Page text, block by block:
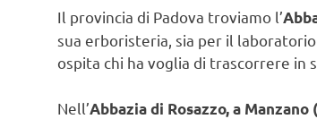
Il provincia di Padova troviamo l’
sua erboristeria, sia per il
ospita chi ha voglia di trascorrere in
Nell’Abbazia di Rosazzo, a Manzano